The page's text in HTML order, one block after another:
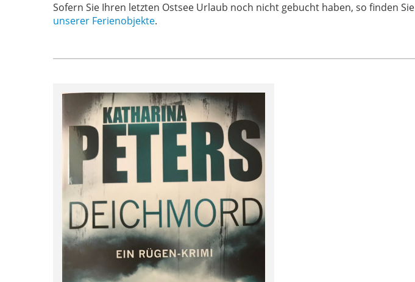
Sofern Sie Ihren letzten Ostsee Urlaub noch nicht gebucht haben, so finden Sie
unserer Ferienobjekte.